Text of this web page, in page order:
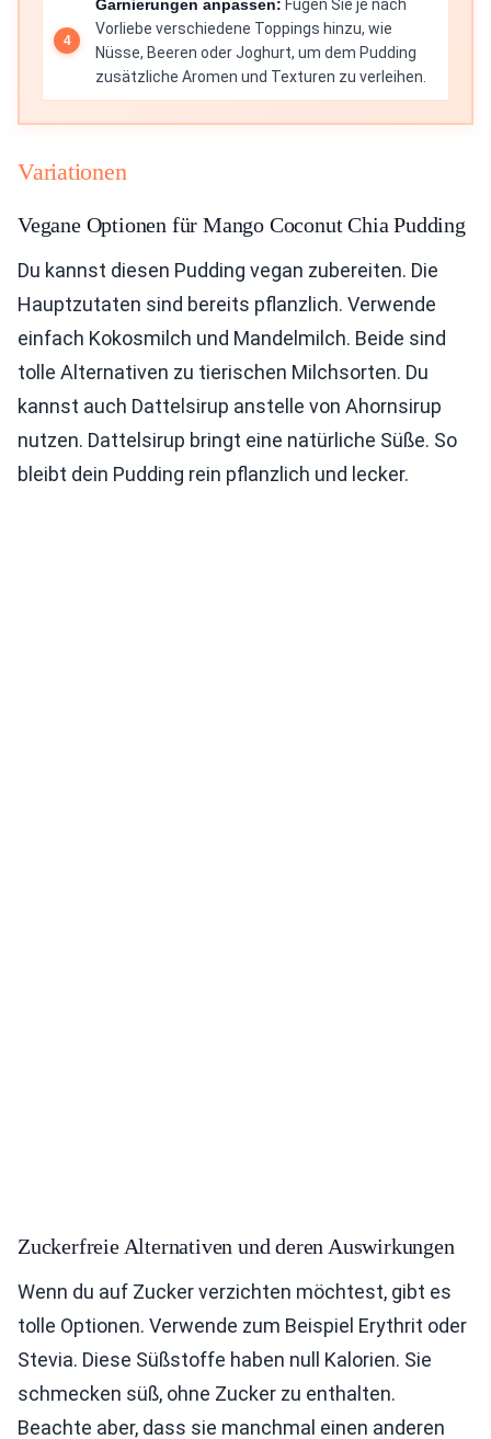
Garnierungen anpassen: Fügen Sie je nach
Vorliebe verschiedene Toppings hinzu, wie
Nüsse, Beeren oder Joghurt, um dem Pudding
zusätzliche Aromen und Texturen zu verleihen.
Variationen
Vegane Optionen für Mango Coconut Chia Pudding
Du kannst diesen Pudding vegan zubereiten. Die
Hauptzutaten sind bereits pflanzlich. Verwende
einfach Kokosmilch und Mandelmilch. Beide sind
tolle Alternativen zu tierischen Milchsorten. Du
kannst auch Dattelsirup anstelle von Ahornsirup
nutzen. Dattelsirup bringt eine natürliche Süße. So
bleibt dein Pudding rein pflanzlich und lecker.
Zuckerfreie Alternativen und deren Auswirkungen
Wenn du auf Zucker verzichten möchtest, gibt es
tolle Optionen. Verwende zum Beispiel Erythrit oder
Stevia. Diese Süßstoffe haben null Kalorien. Sie
schmecken süß, ohne Zucker zu enthalten.
Beachte aber, dass sie manchmal einen anderen